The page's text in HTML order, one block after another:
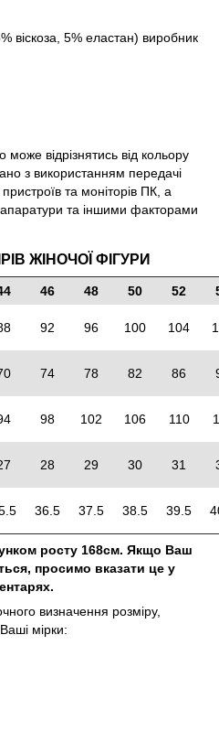
віскоза, 5% еластан) виробник
відрізнятись від кольору
з використанням передачі
та моніторів ПК, а
та іншими факторами
ЖІНОЧОЇ ФІГУРИ
46 48 50 52
92 96 100 104
74 78 82 86
98 102 106 110
28 29 30 31
36.5 37.5 38.5 39.5
росту 168см. Якщо Ваш
просимо вказати це у
визначення розміру,
мірки: